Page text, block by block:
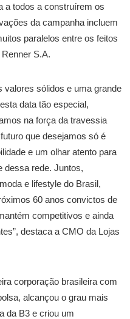
a todos a construírem os
da campanha incluem
paralelos entre os feitos
S.A.
valores sólidos e uma grande
data tão especial,
na força da travessia
que desejamos só é
e um olhar atento para
dessa rede. Juntos,
e lifestyle do Brasil,
60 anos convictos de
competitivos e ainda
destaca a CMO da Lojas
corporação brasileira com
alcançou o grau mais
da B3 e criou um